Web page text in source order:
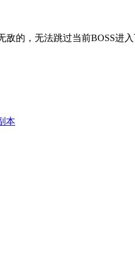
敌的，无法跳过当前BOSS进
本